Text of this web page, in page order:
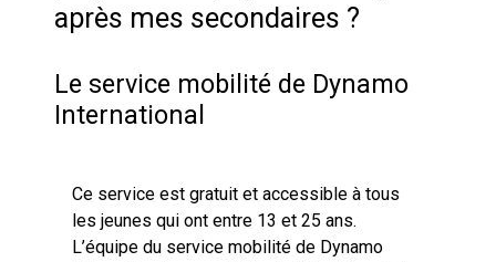
après mes secondaires ?
Le service mobilité de Dynamo
International
Ce service est gratuit et accessible à tous
les jeunes qui ont entre 13 et 25 ans.
L’équipe du service mobilité de Dynamo